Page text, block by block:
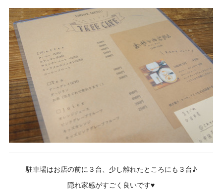
駐車場はお店の前に３台、少し離れたところにも３台♪
隠れ家感がすごく良いです♥